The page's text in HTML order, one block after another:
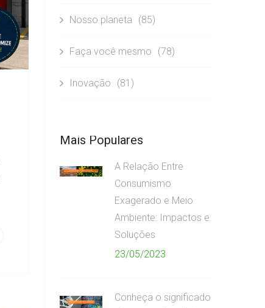
Nosso planeta (85)
Faça você mesmo (78)
Inovação (81)
Mais Populares
A Relação Entre
Consumismo
Exagerado e Meio
Ambiente: Impactos e
Soluções
23/05/2023
Conheça o significado